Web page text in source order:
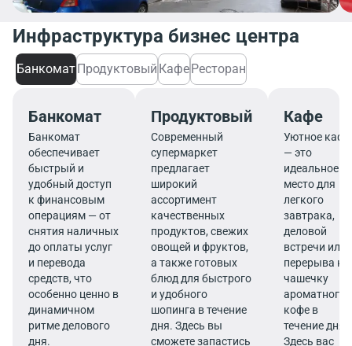
Инфраструктура бизнес центра
БанкоматПродуктовый КафеРесторан
Банкомат
Банкомат
обеспечивает
быстрый и
удобный доступ
к финансовым
операциям — от
снятия наличных
до оплаты услуг
и перевода
средств, что
особенно ценно в
динамичном
ритме делового
дня.
Продуктовый
Современный
супермаркет
предлагает
широкий
ассортимент
качественных
продуктов, свежих
овощей и фруктов,
а также готовых
блюд для быстрого
и удобного
шопинга в течение
дня. Здесь вы
сможете запастись
Кафе
Уютное кафе
— это
идеальное
место для
легкого
завтрака,
деловой
встречи или
перерыва на
чашечку
ароматного
кофе в
течение дня.
Здесь вас